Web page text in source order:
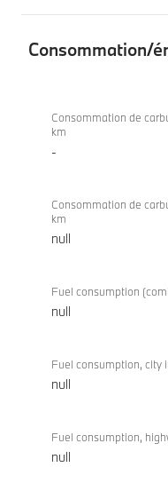
Consommation/
émissions
xDrive60
Consommation de
km
-
Consommation de
km
null
Fuel consumption
null
Fuel consumption, city
null
Fuel consumption,
null